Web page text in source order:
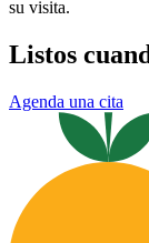
su visita.
Listos
Agenda una cita